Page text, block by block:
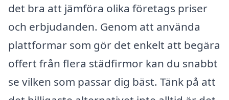
det bra att jämföra olika företags priser
och erbjudanden. Genom att använda
plattformar som gör det enkelt att begära
offert från flera städfirmor kan du snabbt
se vilken som passar dig bäst. Tänk på att